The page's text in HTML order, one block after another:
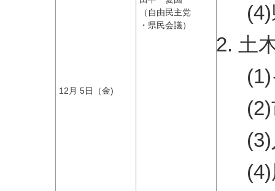
12月 5日（金)
（自由民主党
・県民会議）
土